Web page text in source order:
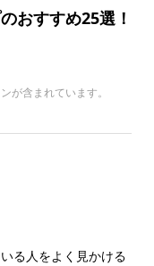
おすすめ25選！
が含まれています。
る人をよく見かける